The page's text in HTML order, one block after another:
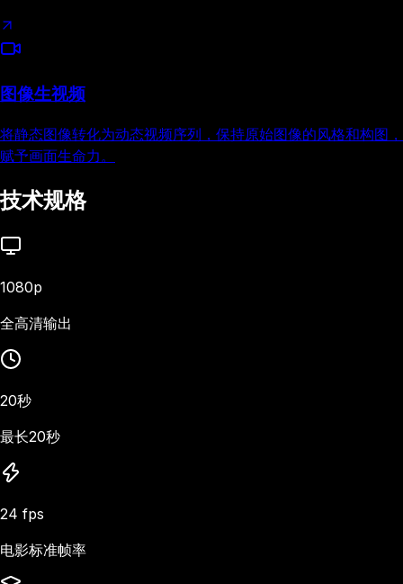
图像生视频
将静态图像转化为动态视频序列，保持原始图像的风格和构图，
赋予画面生命力。
技术规格
1080p
全高清输出
20秒
最长20秒
24 fps
电影标准帧率